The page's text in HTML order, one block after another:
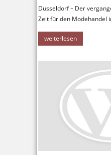
Düsseldorf – Der
Zeit für den Modehandel
weiterlesen